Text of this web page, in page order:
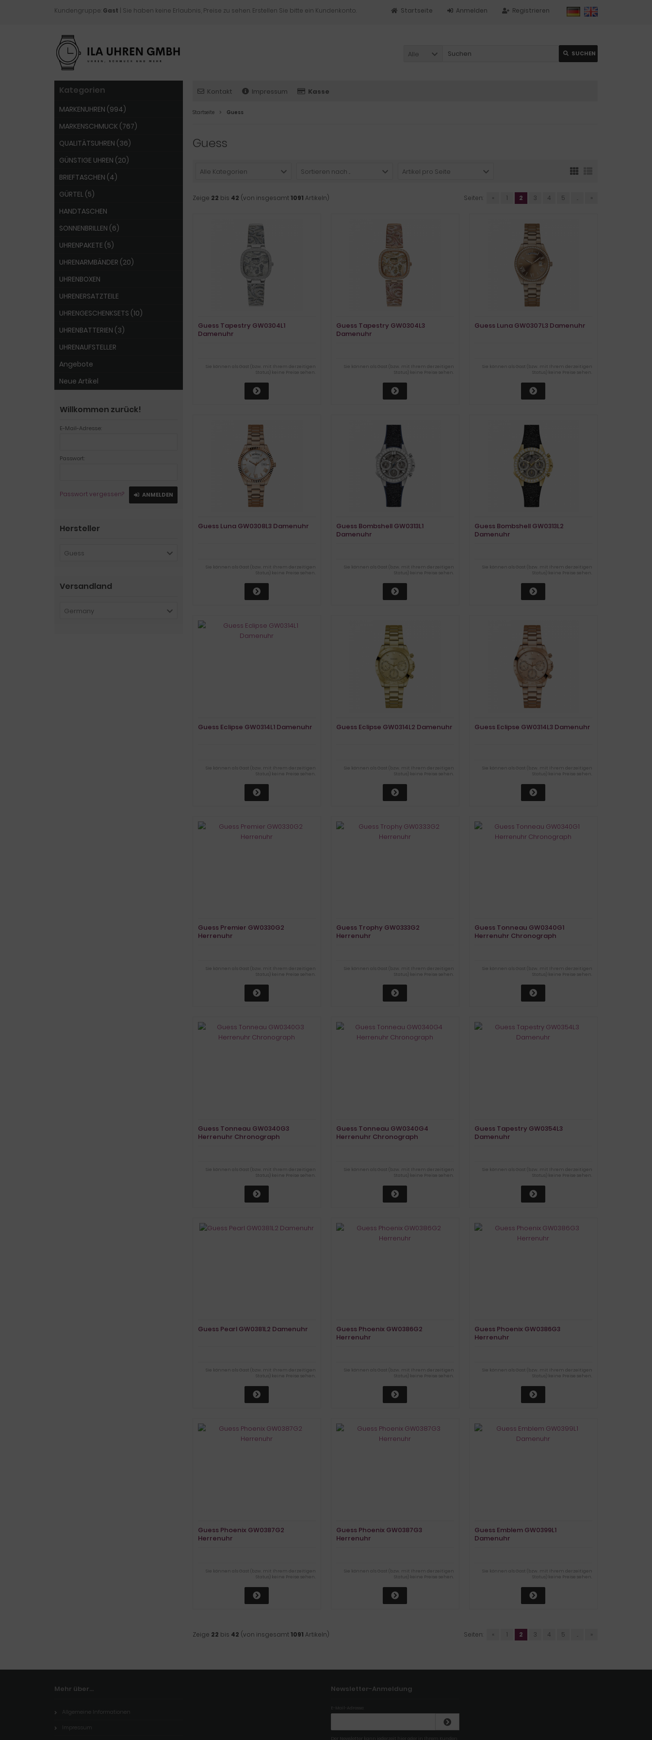
Kundengruppe: Gast | Sie haben keine Erlaubnis, Preise zu sehen. Erstellen Sie bitte ein Kundenkonto. Registrieren
Anmelden
Startseite
Alle SUCHEN
Kontakt Impressum Kasse
Startseite Guess
Guess
Alle Kategorien Sortieren nach ... Artikel pro Seite
Zeige 22 bis 42 (von insgesamt1091 Artikeln) Seiten: « 1 2 3 4 5 ... »
Guess Tapestry GW0304L1
Damenuhr
Sie können als Gast (bzw. mit Ihrem derzeitigen
Status) keine Preise sehen.
Guess Tapestry GW0304L3
Damenuhr
Sie können als Gast (bzw. mit Ihrem derzeitigen
Status) keine Preise sehen.
Guess Luna GW0307L3 Damenuhr
Sie können als Gast (bzw. mit Ihrem derzeitigen
Status) keine Preise sehen.
Guess Luna GW0308L3 Damenuhr
Sie können als Gast (bzw. mit Ihrem derzeitigen
Status) keine Preise sehen.
Guess Bombshell GW0313L1
Damenuhr
Sie können als Gast (bzw. mit Ihrem derzeitigen
Status) keine Preise sehen.
Guess Bombshell GW0313L2
Damenuhr
Sie können als Gast (bzw. mit Ihrem derzeitigen
Status) keine Preise sehen.
Guess Eclipse GW0314L1 Damenuhr
Sie können als Gast (bzw. mit Ihrem derzeitigen
Status) keine Preise sehen.
Guess Eclipse GW0314L2 Damenuhr
Sie können als Gast (bzw. mit Ihrem derzeitigen
Status) keine Preise sehen.
Guess Eclipse GW0314L3 Damenuhr
Sie können als Gast (bzw. mit Ihrem derzeitigen
Status) keine Preise sehen.
Guess Premier GW0330G2
Herrenuhr
Sie können als Gast (bzw. mit Ihrem derzeitigen
Status) keine Preise sehen.
Guess Trophy GW0333G2
Herrenuhr
Sie können als Gast (bzw. mit Ihrem derzeitigen
Status) keine Preise sehen.
Guess Tonneau GW0340G1
Herrenuhr Chronograph
Sie können als Gast (bzw. mit Ihrem derzeitigen
Status) keine Preise sehen.
Guess Tonneau GW0340G3
Herrenuhr Chronograph
Sie können als Gast (bzw. mit Ihrem derzeitigen
Status) keine Preise sehen.
Guess Tonneau GW0340G4
Herrenuhr Chronograph
Sie können als Gast (bzw. mit Ihrem derzeitigen
Status) keine Preise sehen.
Guess Tapestry GW0354L3
Damenuhr
Sie können als Gast (bzw. mit Ihrem derzeitigen
Status) keine Preise sehen.
Guess Pearl GW0381L2 Damenuhr
Sie können als Gast (bzw. mit Ihrem derzeitigen
Status) keine Preise sehen.
Guess Phoenix GW0386G2
Herrenuhr
Sie können als Gast (bzw. mit Ihrem derzeitigen
Status) keine Preise sehen.
Guess Phoenix GW0386G3
Herrenuhr
Sie können als Gast (bzw. mit Ihrem derzeitigen
Status) keine Preise sehen.
Guess Phoenix GW0387G2
Herrenuhr
Sie können als Gast (bzw. mit Ihrem derzeitigen
Status) keine Preise sehen.
Guess Phoenix GW0387G3
Herrenuhr
Sie können als Gast (bzw. mit Ihrem derzeitigen
Status) keine Preise sehen.
Guess Emblem GW0399L1
Damenuhr
Sie können als Gast (bzw. mit Ihrem derzeitigen
Status) keine Preise sehen.
Zeige 22 bis 42 (von insgesamt1091 Artikeln) Seiten: « 1 2 3 4 5 ... »
Kategorien
MARKENUHREN (994)
MARKENSCHMUCK (767)
QUALITÄTSUHREN (36)
GÜNSTIGE UHREN (20)
BRIEFTASCHEN (4)
GÜRTEL (5)
HANDTASCHEN
SONNENBRILLEN (6)
UHRENPAKETE (5)
UHRENARMBÄNDER (20)
UHRENBOXEN
UHRENERSATZTEILE
UHRENGESCHENKSETS (10)
UHRENBATTERIEN (3)
UHRENAUFSTELLER
Angebote
Neue Artikel
Willkommen zurück!
E-Mail-Adresse:
Passwort:
Passwort vergessen? ANMELDEN
Hersteller
Guess
Versandland
Germany
Mehr über...
Allgemeine Informationen
Impressum
Newsletter-Anmeldung
E-Mail-Adresse:
Der Newsletter kann jederzeit hier oder in Ihrem Kunden